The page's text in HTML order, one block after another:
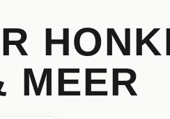
MEER